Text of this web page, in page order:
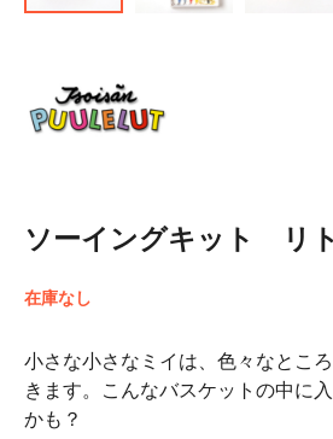
ソーイングキット リ
在庫なし
小さな小さなミイは、色々なとこ
きます。こんなバスケットの中に
かも？